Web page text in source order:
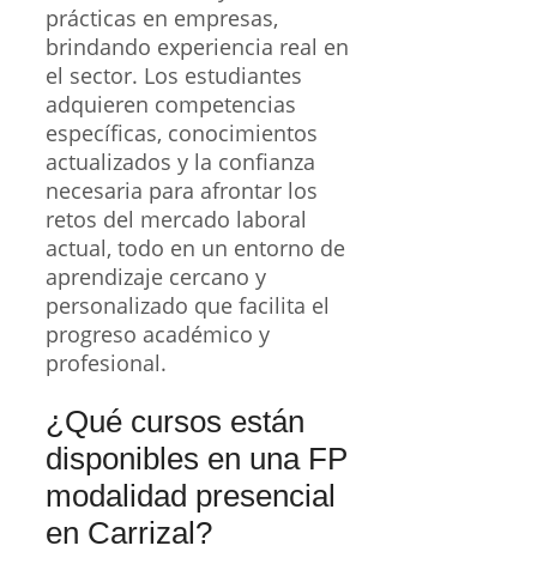
prácticas en empresas,
brindando experiencia real en
el sector. Los estudiantes
adquieren competencias
específicas, conocimientos
actualizados y la confianza
necesaria para afrontar los
retos del mercado laboral
actual, todo en un entorno de
aprendizaje cercano y
personalizado que facilita el
progreso académico y
profesional.
¿Qué cursos están
disponibles en una FP
modalidad presencial
en Carrizal?